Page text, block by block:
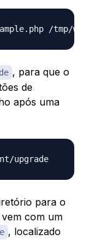
, para que o
de
após uma
para o
com um
, localizado